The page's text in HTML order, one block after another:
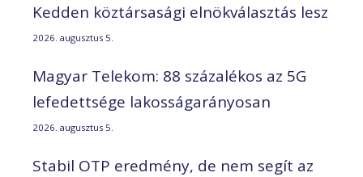
Kedden köztársasági elnökválasztás lesz
2026. augusztus 5.
Magyar Telekom: 88 százalékos az 5G
lefedettsége lakosságarányosan
2026. augusztus 5.
Stabil OTP eredmény, de nem segít az